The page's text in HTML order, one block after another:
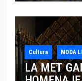
Cultura MODA
LA MET